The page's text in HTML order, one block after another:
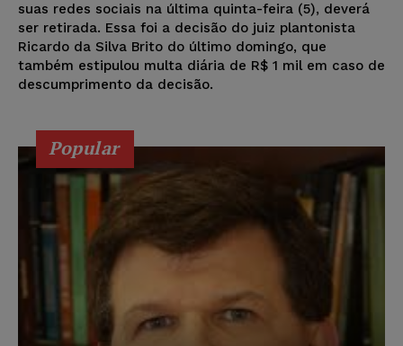
suas redes sociais na última quinta-feira (5), deverá
ser retirada. Essa foi a decisão do juiz plantonista
Ricardo da Silva Brito do último domingo, que
também estipulou multa diária de R$ 1 mil em caso de
descumprimento da decisão.
Popular